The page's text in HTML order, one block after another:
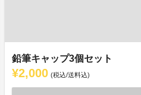
鉛筆キャップ3個セット
¥2,000 (税込/送料込)